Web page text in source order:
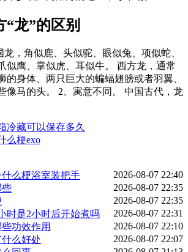
“龙”的区别
，角似鹿、头似驼、眼似兔、项似蛇、
似鹰、掌似虎、耳似牛。 西方龙，通常
的身体、两只巨大的蝙蝠翅膀或者羽翼、
像马的头。 2、寓意不同。 中国古代，龙
冷藏可以保存多久
么梗exo
么梗浴室装把手
2026-08-07 22:40
些
2026-08-07 22:35
2026-08-07 22:35
时是2小时后开始煮吗
2026-08-07 22:31
功效作用
2026-08-07 22:10
么好处
2026-08-07 22:07